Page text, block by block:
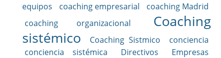
equipos
coaching empresarial
coaching Madrid
coaching organizacional
Coaching
sistémico
Coaching Sistmico
conciencia
conciencia sistémica
Directivos
Empresas